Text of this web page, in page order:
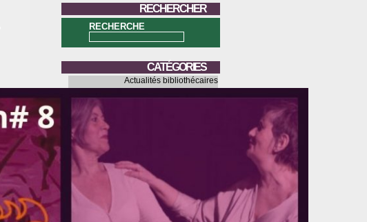
RECHERCHER
RECHERCHE
CATÉGORIES
Actualités bibliothécaires
Conférences gesticulées
Contes et rencont'es